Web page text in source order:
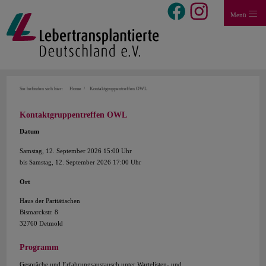
Menü
Sie befinden sich hier: Home Kontaktgruppentreffen OWL
Kontaktgruppentreffen OWL
Datum
Samstag, 12. September 2026 15:00 Uhr
bis Samstag, 12. September 2026 17:00 Uhr
Ort
Haus der Paritätischen
Bismarckstr. 8
32760 Detmold
Programm
Gespräche und Erfahrungsaustausch unter Wartelisten- und